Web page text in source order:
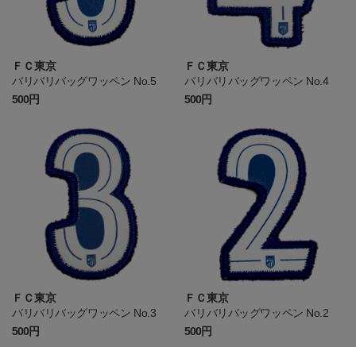
ＦＣ東京
バリバリバッグワッペン No.5
500円
ＦＣ東京
バリバリバッグワッペン No.4
500円
ＦＣ東京
バリバリバッグワッペン No.3
500円
ＦＣ東京
バリバリバッグワッペン No.2
500円